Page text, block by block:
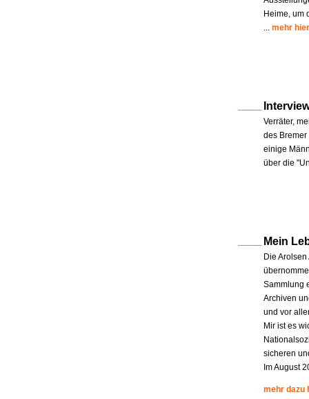
Heime, um
... mehr hier
Verräter,
des
einige
über die
Mein
Die
Sammlung
Archiven
und vor
Mir ist es
sicheren
Im August
mehr dazu